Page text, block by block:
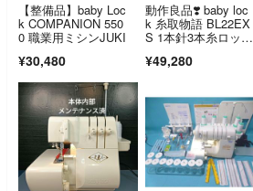
【整備品】baby Loc
k COMPANION 550
0 職業用ミシンJUKI
¥30,480
動作良品❣️ baby loc
k 糸取物語 BL22EX
S 1本針3本糸ロック
¥49,280